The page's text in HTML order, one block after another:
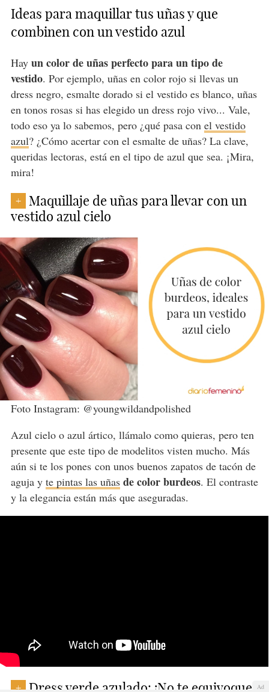
Ideas para maquillar tus uñas y que
combinen con un vestido azul
Hay un color de uñas perfecto para un tipo de
vestido. Por ejemplo, uñas en color rojo si llevas un
dress negro, esmalte dorado si el vestido es blanco, uñas
en tonos rosas si has elegido un dress rojo vivo... Vale,
todo eso ya lo sabemos, pero ¿qué pasa con el vestido
azul? ¿Cómo acertar con el esmalte de uñas? La clave,
queridas lectoras, está en el tipo de azul que sea. ¡Mira,
mira!
+
Maquillaje de uñas para llevar con un
vestido azul cielo
Foto Instagram: @youngwildandpolished
Azul cielo o azul ártico, llámalo como quieras, pero ten
presente que este tipo de modelitos visten mucho. Más
aún si te los pones con unos buenos zapatos de tacón de
aguja y te pintas las uñasde color burdeos. El contraste
y la elegancia están más que aseguradas.
+ Dress verde azulado: ¡No te equivoquesAd